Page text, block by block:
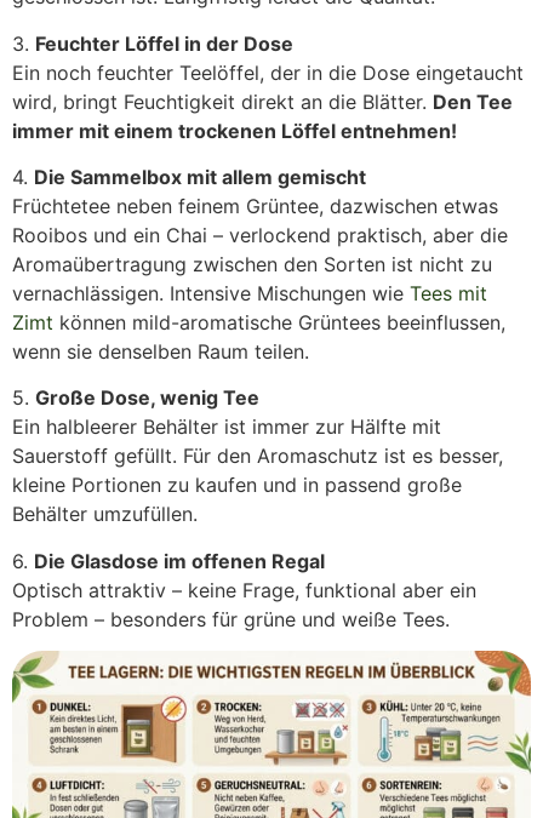
3. Feuchter Löffel in der Dose
Ein noch feuchter Teelöffel, der in die Dose eingetaucht
wird, bringt Feuchtigkeit direkt an die Blätter. Den Tee
immer mit einem trockenen Löffel entnehmen!
4. Die Sammelbox mit allem gemischt
Früchtetee neben feinem Grüntee, dazwischen etwas
Rooibos und ein Chai – verlockend praktisch, aber die
Aromaübertragung zwischen den Sorten ist nicht zu
vernachlässigen. Intensive Mischungen wie Tees mit
Zimt können mild-aromatische Grüntees beeinflussen,
wenn sie denselben Raum teilen.
5. Große Dose, wenig Tee
Ein halbleerer Behälter ist immer zur Hälfte mit
Sauerstoff gefüllt. Für den Aromaschutz ist es besser,
kleine Portionen zu kaufen und in passend große
Behälter umzufüllen.
6. Die Glasdose im offenen Regal
Optisch attraktiv – keine Frage, funktional aber ein
Problem – besonders für grüne und weiße Tees.